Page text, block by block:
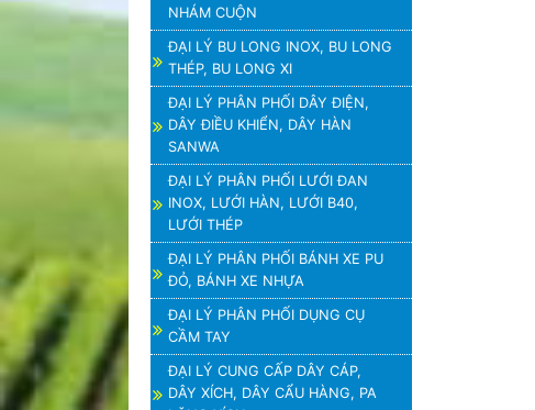
NHÁM CUỘN
ĐẠI LÝ BU LONG INOX, BU LONG
THÉP, BU LONG XI
ĐẠI LÝ PHÂN PHỐI DÂY ĐIỆN,
DÂY ĐIỀU KHIỂN, DÂY HÀN
SANWA
ĐẠI LÝ PHÂN PHỐI LƯỚI ĐAN
INOX, LƯỚI HÀN, LƯỚI B40,
LƯỚI THÉP
ĐẠI LÝ PHÂN PHỐI BÁNH XE PU
ĐỎ, BÁNH XE NHỰA
ĐẠI LÝ PHÂN PHỐI DỤNG CỤ
CẦM TAY
ĐẠI LÝ CUNG CẤP DÂY CÁP,
DÂY XÍCH, DÂY CẨU HÀNG, PA